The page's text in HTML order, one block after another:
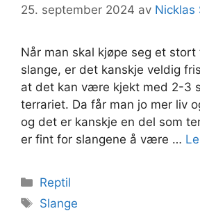
25. september 2024 av Nicklas
Når man skal kjøpe seg et stort
slange, er det kanskje veldig
at det kan være kjekt med 2-3
terrariet. Da får man jo mer liv
og det er kanskje en del som
er fint for slangene å være …
Kategorier
Reptil
Stikkord
Slange